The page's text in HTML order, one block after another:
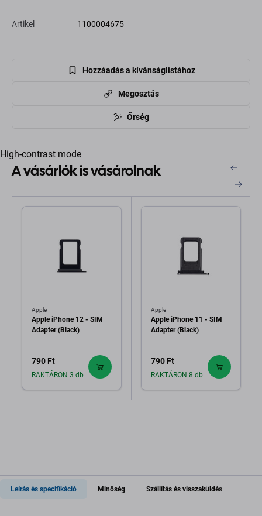
Artikel 1100004675
Hozzáadás a kívánságlistához
Megosztás
Őrség
High-contrast mode
A vásárlók is vásárolnak
Apple
Apple iPhone 12 - SIM
Adapter (Black)
790 Ft
RAKTÁRON 3 db
Apple
Apple iPhone 11 - SIM
Adapter (Black)
790 Ft
RAKTÁRON 8 db
Leírás és specifikáció Minőség Szállítás és visszaküldés